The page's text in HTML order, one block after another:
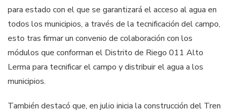
para estado con el que se garantizará el acceso al agua en
todos los municipios, a través de la tecnificación del campo,
esto tras firmar un convenio de colaboración con los
módulos que conforman el Distrito de Riego 011 Alto
Lerma para tecnificar el campo y distribuir el agua a los
municipios.
También destacó que, en julio inicia la construcción del Tren